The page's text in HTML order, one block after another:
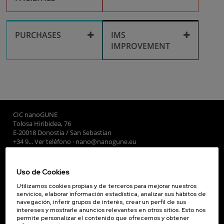
Recruitment
Training
Corporate media
Facilities use
PURCHASES
IMS
IMPROVEMENT
CIC nanoGUNE
Tolosa Hiribidea, 76
E-20018 Donostia / San Sebastian
+34 9... Ver teléfono · nano@nanogune.eu
Subscribe to our Newsletter
nanoGUNE
Investigación
Transferencia
Uso de Cookies
Utilizamos cookies propias y de terceros para mejorar nuestros
servicios, elaborar información estadística, analizar sus hábitos de
navegación, inferir grupos de interés, crear un perfil de sus
intereses y mostrarle anuncios relevantes en otros sitios. Esto nos
permite personalizar el contenido que ofrecemos y obtener